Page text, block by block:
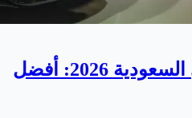
السيارات الصينية في السعودية 2026: أفضل